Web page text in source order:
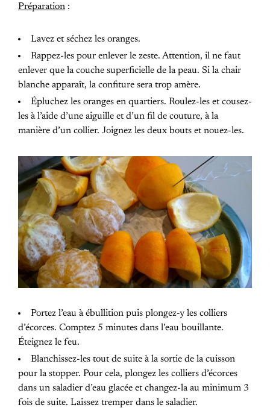
Préparation :
Lavez et séchez les oranges.
Rappez-les pour enlever le zeste. Attention, il ne faut
enlever que la couche superficielle de la peau. Si la chair
blanche apparaît, la confiture sera trop amère.
Épluchez les oranges en quartiers. Roulez-les et cousez-
les à l’aide d’une aiguille et d’un fil de couture, à la
manière d’un collier. Joignez les deux bouts et nouez-les.
Portez l’eau à ébullition puis plongez-y les colliers
d’écorces. Comptez 5 minutes dans l’eau bouillante.
Éteignez le feu.
Blanchissez-les tout de suite à la sortie de la cuisson
pour la stopper. Pour cela, plongez les colliers d’écorces
dans un saladier d’eau glacée et changez-la au minimum 3
fois de suite. Laissez tremper dans le saladier.